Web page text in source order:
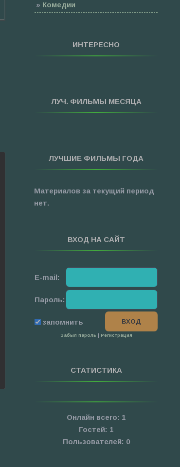
» Комедии
Фантастика
ИНТЕРЕСНО
ЛУЧ. ФИЛЬМЫ МЕСЯЦА
ЛУЧШИЕ ФИЛЬМЫ ГОДА
Материалов за текущий период
нет.
ВХОД НА САЙТ
E-mail:
Пароль:
запомнить
Забыл пароль Регистрация
СТАТИСТИКА
Онлайн всего: 1
Гостей: 1
Пользователей: 0